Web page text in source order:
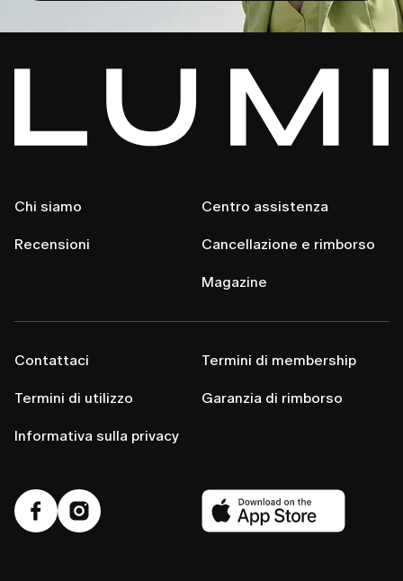
Chi siamo
Recensioni
Centro assistenza
Cancellazione e rimborso
Magazine
Contattaci
Termini di utilizzo
Informativa sulla privacy
Termini di membership
Garanzia di rimborso